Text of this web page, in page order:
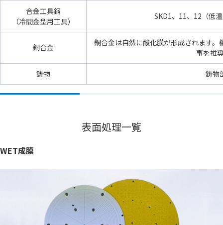
合金工具鋼
（冷間金型用工具）
SKD1、11、12（低
銅合金
銅合金は自然に酸化膜が形成されます
事を推
鋳物 鋳物
表面処理一覧
WET成膜